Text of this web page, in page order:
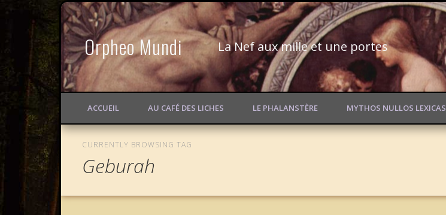
Orpheo Mundi La Nef aux mille et une portes
ACCUEIL AU CAFÉ DES LICHES LE PHALANSTÈRE MYTHOS NULLOS LEXICAS
CURRENTLY BROWSING TAG
Geburah